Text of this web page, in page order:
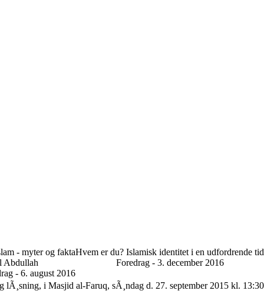
Hvem er du? Islamisk identitet i en udfordrende tid
Foredrag - 3. december 2016
- myter og fakta
Abdullah
- 6. august 2016
lÃ¸sning, i Masjid al-Faruq, sÃ¸ndag d. 27. september 2015 kl. 13:30